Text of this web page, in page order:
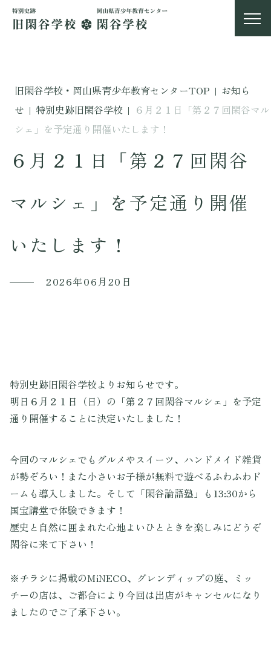
旧閑谷学校・岡山県青少年教育センターTOP | お知ら
せ | 特別史跡旧閑谷学校 | ６月２１日「第２７回閑谷マル
シェ」を予定通り開催いたします！
2026年06月20日
６月２１日「第２７回閑谷
マルシェ」を予定通り開催
いたします！
特別史跡旧閑谷学校よりお知らせです。
明日６月２１日（日）の「第２７回閑谷マルシェ」を予定
通り開催することに決定いたしました！
今回のマルシェでもグルメやスイーツ、ハンドメイド雑貨
が勢ぞろい！また小さいお子様が無料で遊べるふわふわド
ームも導入しました。そして「閑谷論語塾」も13:30から
国宝講堂で体験できます！
歴史と自然に囲まれた心地よいひとときを楽しみにどうぞ
閑谷に来て下さい！
※チラシに掲載のMiNECO、グレンディップの庭、ミッ
チーの店は、ご都合により今回は出店がキャンセルになり
ましたのでご了承下さい。